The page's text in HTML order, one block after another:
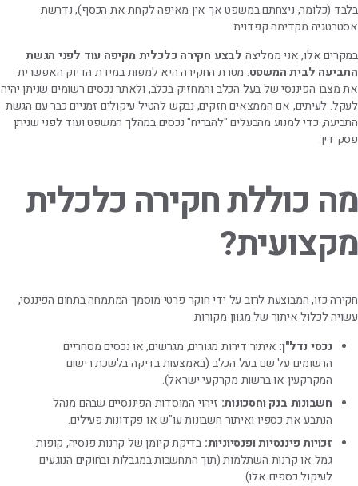
בלבד (כלומר, ניצחתם במשפט אך אין מאיפה לקחת את הכסף), נדרשת
אסטרטגיה מקדימה קפדנית.
במקרים אלו, אני ממליצה לבצע חקירה כלכלית מקיפה עוד לפני הגשת
התביעה לבית המשפט. מטרת החקירה היא למפות במידת הדיוק האפשרית
את מצבו הפיננסי של בעל הכלב והמחזיק בכלב, ולאתר נכסים רשומים שניתן יהיה
לעקל. לעיתים, אם הממצאים חזקים, נבקש להטיל עיקולים זמניים כבר עם הגשת
התביעה, כדי למנוע מהבעלים "להבריח" נכסים במהלך המשפט ועוד לפני שניתן
פסק דין.
מה כוללת חקירה כלכלית
מקצועית?
חקירה כזו, המבוצעת לרוב על ידי חוקר פרטי מוסמך המתמחה בתחום הפיננסי,
עשויה לכלול איתור של מגוון מקורות:
נכסי נדל"ן: איתור דירות מגורים, מגרשים, או נכסים מסחריים
הרשומים על שם בעל הכלב (באמצעות בדיקה בלשכת רישום
המקרקעין או ברשות מקרקעי ישראל).
חשבונות בנק וחסכונות: זיהוי המוסדות הפיננסיים שבהם מנהל
הנתבע את כספיו ואיתור חשבונות עו"ש או פקדונות פעילים.
זכויות פיננסיות ופנסיוניות: בדיקת קיומן של קרנות פנסיה, קופות
גמל או קרנות השתלמות (תוך התחשבות במגבלות ובחוקים הנוגעים
לעיקול כספים אלו).